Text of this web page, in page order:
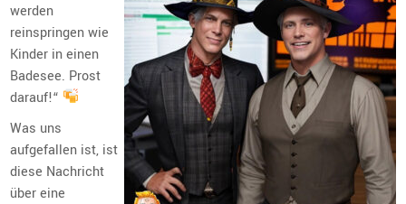
werden
reinspringen wie
Kinder in einen
Badesee. Prost
darauf!“
Was uns
aufgefallen ist, ist
diese Nachricht
über eine